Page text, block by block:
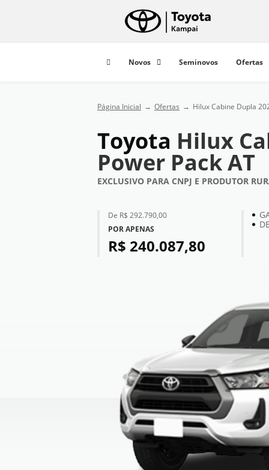
Novos Seminovos Ofertas
Página Inicial Ofertas Hilux Cabine Dupla
Toyota Hilux
Power Pack AT
EXCLUSIVO PARA CNPJ E PRODUTOR
de R$ 292.790,00
POR APENAS
R$ 240.087,80